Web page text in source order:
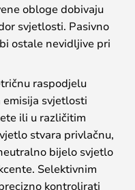
obloge dobivaju
svjetlosti. Pasivno
ostale nevidljive pri
raspodjelu
svjetlosti
ili u različitim
stvara privlačnu,
bijelo svjetlo
Selektivnim
kontrolirati